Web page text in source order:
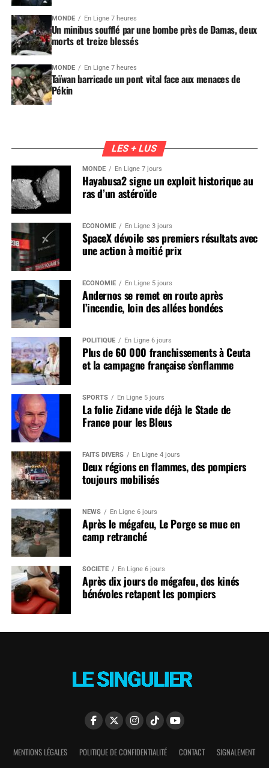
MONDE En Ligne 7 heures
Un minibus soufflé par une bombe près de Damas, deux
morts et treize blessés
MONDE En Ligne 7 heures
Taïwan barricade un pont vital face aux menaces de
Pékin
LES + LUS
MONDE En Ligne 7 jours
Hayabusa2 signe un exploit historique au
ras d’un astéroïde
ÉCONOMIE En Ligne 3 jours
SpaceX dévoile ses premiers résultats avec
une action à moitié prix
ÉCONOMIE En Ligne 5 jours
Andernos se remet en route après
l’incendie, loin des allées bondées
POLITIQUE En Ligne 6 jours
Plus de 60 000 franchissements à Ceuta
et la campagne française s’enflamme
SPORTS En Ligne 5 jours
La folie Zidane vide déjà le Stade de
France pour les Bleus
FAITS DIVERS En Ligne 4 jours
Deux régions en flammes, des pompiers
toujours mobilisés
NEWS En Ligne 6 jours
Après le mégafeu, Le Porge se mue en
camp retranché
SOCIÉTÉ En Ligne 6 jours
Après dix jours de mégafeu, des kinés
bénévoles retapent les pompiers
MENTIONS LÉGALES POLITIQUE DE CONFIDENTIALITÉ CONTACT SIGNALEMENT